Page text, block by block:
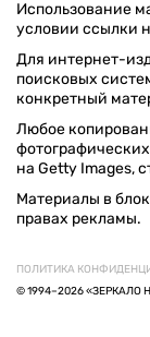
Использование
условии ссылки
Для интернет-
поисковых
конкретный
Любое
на Getty Images,
Материалы в
правах рекламы.
ПОЛИТИКА
© 1994–2026